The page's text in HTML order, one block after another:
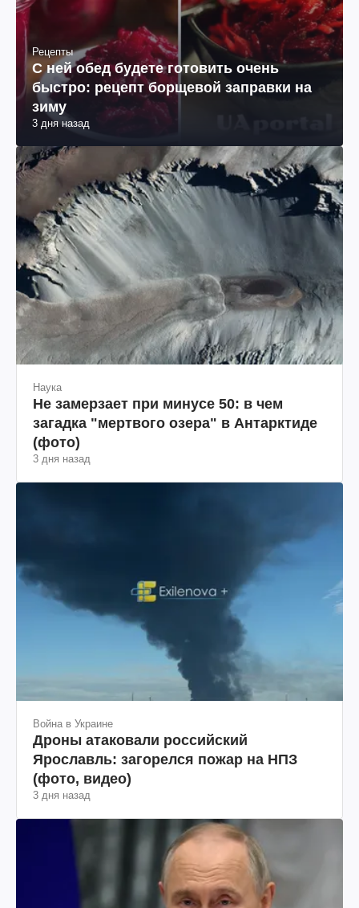
Рецепты
С ней обед будете готовить очень
быстро: рецепт борщевой заправки на
зиму
3 дня назад
Наука
Не замерзает при минусе 50: в чем
загадка "мертвого озера" в Антарктиде
(фото)
3 дня назад
Война в Украине
Дроны атаковали российский
Ярославль: загорелся пожар на НПЗ
(фото, видео)
3 дня назад